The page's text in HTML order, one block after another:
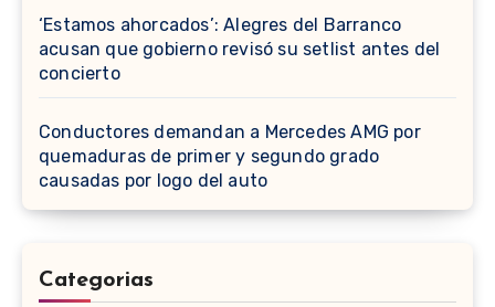
‘Estamos ahorcados’: Alegres del Barranco
acusan que gobierno revisó su setlist antes del
concierto
Conductores demandan a Mercedes AMG por
quemaduras de primer y segundo grado
causadas por logo del auto
Categorias